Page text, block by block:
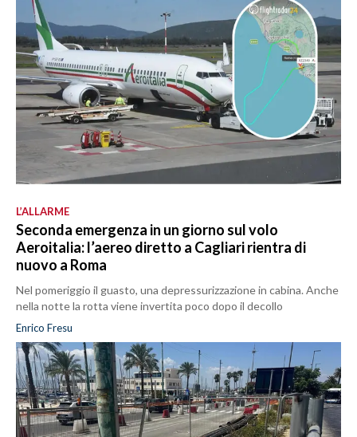
L’ALLARME
Seconda emergenza in un giorno sul volo
Aeroitalia: l’aereo diretto a Cagliari rientra di
nuovo a Roma
Nel pomeriggio il guasto, una depressurizzazione in cabina. Anche
nella notte la rotta viene invertita poco dopo il decollo
Enrico Fresu